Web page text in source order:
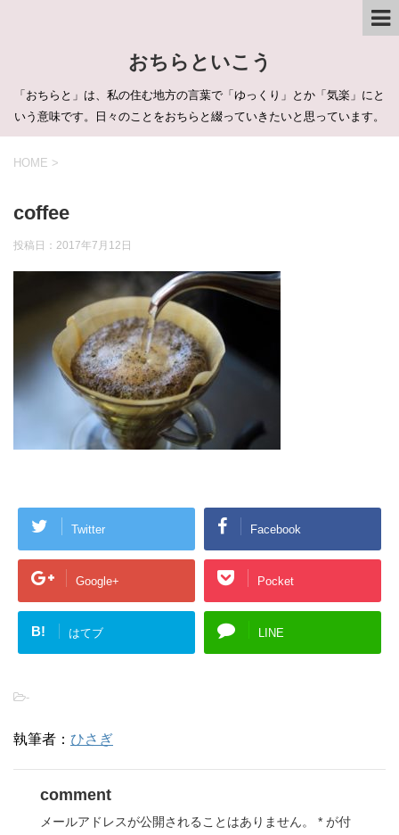
おちらといこう
「おちらと」は、私の住む地方の言葉で「ゆっくり」とか「気楽」にと
いう意味です。日々のことをおちらと綴っていきたいと思っています。
HOME >
coffee
投稿日： 2017年7月12日
Twitter Facebook
Google+ Pocket
B! はてブ LINE
-
執筆者： ひさぎ
comment
メールアドレスが公開されることはありません。 * が付